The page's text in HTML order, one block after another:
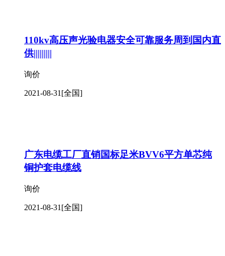
110kv高压声光验电器安全可靠服务周到国内直
供|||||||||
询价
2021-08-31 [全国]
广东电缆工厂直销国标足米BVV6平方单芯纯
铜护套电缆线
询价
2021-08-31 [全国]